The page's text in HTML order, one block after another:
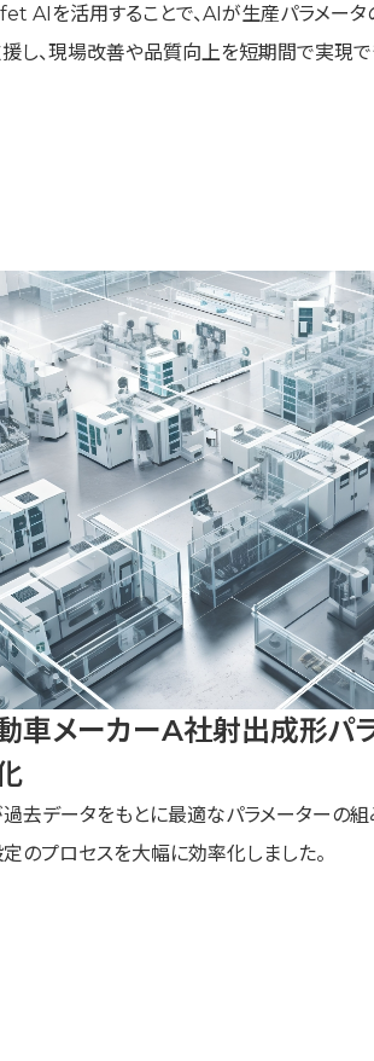
AIを活用することで、AIが生産パラメー
し、現場改善や品質向上を短期間で実現で
車メーカーA社射出成形パ
去データをもとに最適なパラメーターの組
のプロセスを大幅に効率化しました。